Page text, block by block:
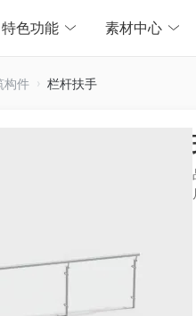
特色功能 素材中心
构件 栏杆扶手